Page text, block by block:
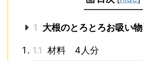
1 大根のとろとろお吸い物
1.1 材料 4人分